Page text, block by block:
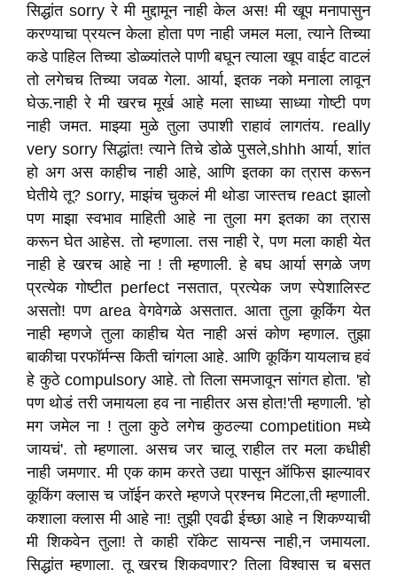
सिद्धांत sorry रे मी मुद्दामून नाही केल अस! मी खूप मनापासुन
करण्याचा प्रयत्न केला होता पण नाही जमल मला, त्याने तिच्या
कडे पाहिल तिच्या डोळ्यांतले पाणी बघून त्याला खूप वाईट वाटलं
तो लगेचच तिच्या जवळ गेला. आर्या, इतक नको मनाला लावून
घेऊ.नाही रे मी खरच मूर्ख आहे मला साध्या साध्या गोष्टी पण
नाही जमत. माझ्या मुळे तुला उपाशी राहावं लागतंय. really
very sorry सिद्धांत! त्याने तिचे डोळे पुसले,shhh आर्या, शांत
हो अग अस काहीच नाही आहे, आणि इतका का त्रास करून
घेतीये तू? sorry, माझंच चुकलं मी थोडा जास्तच react झालो
पण माझा स्वभाव माहिती आहे ना तुला मग इतका का त्रास
करून घेत आहेस. तो म्हणाला. तस नाही रे, पण मला काही येत
नाही हे खरच आहे ना ! ती म्हणाली. हे बघ आर्या सगळे जण
प्रत्येक गोष्टीत perfect नसतात, प्रत्येक जण स्पेशालिस्ट
असतो! पण area वेगवेगळे असतात. आता तुला कूकिंग येत
नाही म्हणजे तुला काहीच येत नाही असं कोण म्हणाल. तुझा
बाकीचा परफॉर्मन्स किती चांगला आहे. आणि कूकिंग यायलाच हवं
हे कुठे compulsory आहे. तो तिला समजावून सांगत होता. 'हो
पण थोडं तरी जमायला हव ना नाहीतर अस होत!'ती म्हणाली. 'हो
मग जमेल ना ! तुला कुठे लगेच कुठल्या competition मध्ये
जायचं'. तो म्हणाला. असच जर चालू राहील तर मला कधीही
नाही जमणार. मी एक काम करते उद्या पासून ऑफिस झाल्यावर
कूकिंग क्लास च जॉईन करते म्हणजे प्रश्नच मिटला,ती म्हणाली.
कशाला क्लास मी आहे ना! तुझी एवढी ईच्छा आहे न शिकण्याची
मी शिकवेन तुला! ते काही रॉकेट सायन्स नाही,न जमायला.
सिद्धांत म्हणाला. तू खरच शिकवणार? तिला विश्वास च बसत